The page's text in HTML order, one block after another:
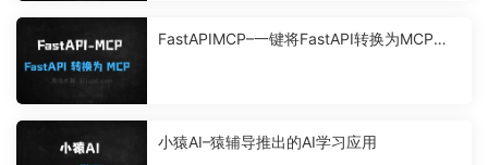
FastAPIMCP–一键将FastAPI转换为MCP服
小猿AI–猿辅导推出的AI学习应用